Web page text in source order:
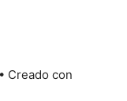
Creado con